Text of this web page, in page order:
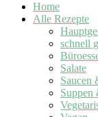
Home
Alle Rezepte
schnell
Salate
Saucen
Suppen